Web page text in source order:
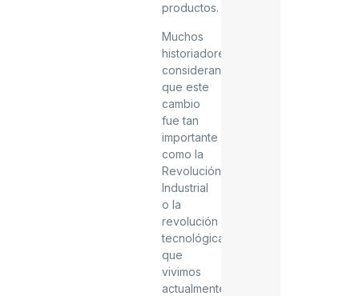
productos.
Muchos
historiadores
consideran
que este
cambio
fue tan
importante
como la
Revolución
Industrial
o la
revolución
tecnológica
que
vivimos
actualmente.